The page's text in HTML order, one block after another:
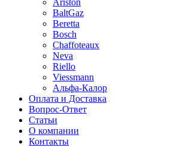
Ariston
BaltGaz
Beretta
Bosch
Chaffoteaux
Neva
Riello
Viessmann
Альфа-Калор
Оплата и Доставка
Вопрос-Ответ
Статьи
О компании
Контакты